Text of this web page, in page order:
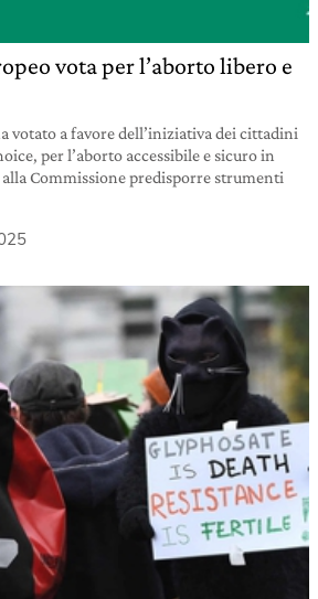
vota per l’aborto libero e
votato a favore dell’iniziativa dei cittadini
per l’aborto accessibile e sicuro in
Commissione predisporre strumenti